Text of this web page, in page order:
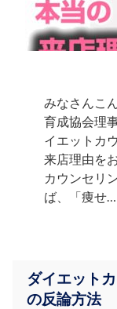
みなさんこ
育成協会理
イエットカ
来店理由を
カウンセリ
ば、「痩せ…
ダイエット
の反論方法